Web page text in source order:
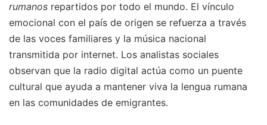
rumanos repartidos por todo el mundo. El vínculo
emocional con el país de origen se refuerza a través
de las voces familiares y la música nacional
transmitida por internet. Los analistas sociales
observan que la radio digital actúa como un puente
cultural que ayuda a mantener viva la lengua rumana
en las comunidades de emigrantes.